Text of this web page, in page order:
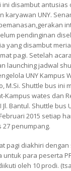
ini disambut antusias
karyawan UNY.
pendinginan
yang disambut
pagi. Setelah
launching jadwal
UNY Kampus
M.Si. Shuttle bus ini
Kampus wates dan
Jl. Bantul. Shuttle bus
2015 setiap
penumpang.
pagi diakhiri dengan
para peserta
oleh 10 prodi.